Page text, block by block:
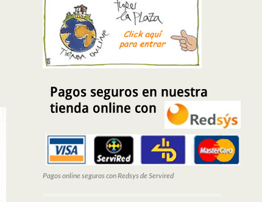
Pagos online seguros con Redsys de Servired